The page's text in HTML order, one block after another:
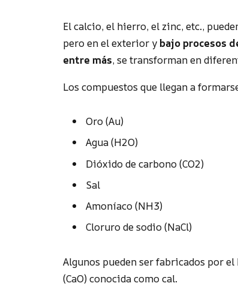
El calcio, el hierro, el zinc, etc.,
pero en el exterior ybajo procesos
entre más, se transforman en
Los compuestos que llegan a
Oro (Au)
Agua (H2O)
Dióxido de carbono (CO2)
Sal
Amoníaco (NH3)
Cloruro de sodio (NaCl)
Algunos pueden ser fabricados por
(CaO) conocida como cal.